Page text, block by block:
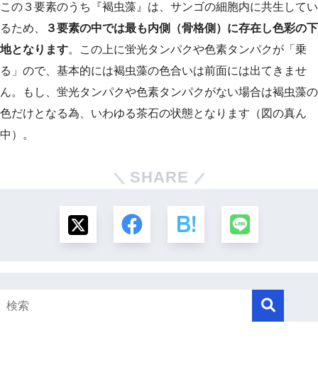
この３要素のうち『褐虫藻』は、サンゴの細胞内に共生してい
るため、
３要素の中では最も内側（骨格側）に存在し色彩の下
地となります。この上に蛍光タンパクや色素タンパクが「乗
る」ので、基本的には褐虫藻の色合いは前面には出てきませ
ん。もし、蛍光タンパクや色素タンパクがない場合は褐虫藻の
色だけとなる為、いわゆる茶石の状態となります（図の真ん
中）。
SHARE